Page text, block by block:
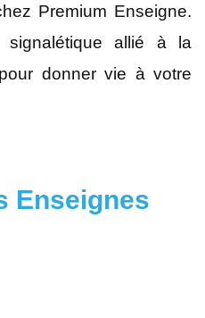
Premium Enseigne.
signalétique allié à la
donner vie à votre
Enseignes